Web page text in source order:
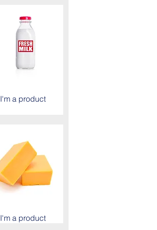
I'm a product
I'm a product